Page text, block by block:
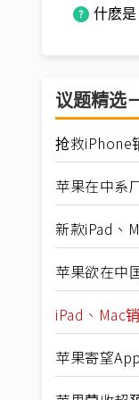
什麽是
议题精选
抢救
苹果在中系
新款iPad、
苹果欲在中
iPad、Mac
苹果寄望